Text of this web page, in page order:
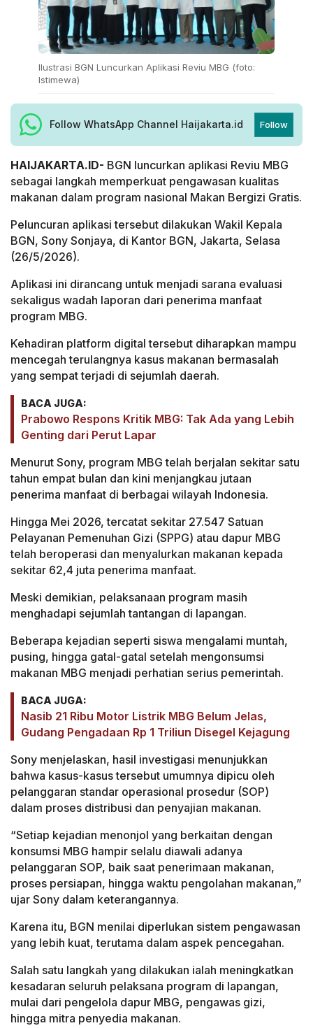
Ilustrasi BGN Luncurkan Aplikasi Reviu MBG (foto:
Istimewa)
Follow WhatsApp Channel Haijakarta.id Follow
HAIJAKARTA.ID- BGN luncurkan aplikasi Reviu MBG
sebagai langkah memperkuat pengawasan kualitas
makanan dalam program nasional Makan Bergizi Gratis.
Peluncuran aplikasi tersebut dilakukan Wakil Kepala
BGN, Sony Sonjaya, di Kantor BGN, Jakarta, Selasa
(26/5/2026).
Aplikasi ini dirancang untuk menjadi sarana evaluasi
sekaligus wadah laporan dari penerima manfaat
program MBG.
Kehadiran platform digital tersebut diharapkan mampu
mencegah terulangnya kasus makanan bermasalah
yang sempat terjadi di sejumlah daerah.
BACA JUGA:
Prabowo Respons Kritik MBG: Tak Ada yang Lebih
Genting dari Perut Lapar
Menurut Sony, program MBG telah berjalan sekitar satu
tahun empat bulan dan kini menjangkau jutaan
penerima manfaat di berbagai wilayah Indonesia.
Hingga Mei 2026, tercatat sekitar 27.547 Satuan
Pelayanan Pemenuhan Gizi (SPPG) atau dapur MBG
telah beroperasi dan menyalurkan makanan kepada
sekitar 62,4 juta penerima manfaat.
Meski demikian, pelaksanaan program masih
menghadapi sejumlah tantangan di lapangan.
Beberapa kejadian seperti siswa mengalami muntah,
pusing, hingga gatal-gatal setelah mengonsumsi
makanan MBG menjadi perhatian serius pemerintah.
BACA JUGA:
Nasib 21 Ribu Motor Listrik MBG Belum Jelas,
Gudang Pengadaan Rp 1 Triliun Disegel Kejagung
Sony menjelaskan, hasil investigasi menunjukkan
bahwa kasus-kasus tersebut umumnya dipicu oleh
pelanggaran standar operasional prosedur (SOP)
dalam proses distribusi dan penyajian makanan.
“Setiap kejadian menonjol yang berkaitan dengan
konsumsi MBG hampir selalu diawali adanya
pelanggaran SOP, baik saat penerimaan makanan,
proses persiapan, hingga waktu pengolahan makanan,”
ujar Sony dalam keterangannya.
Karena itu, BGN menilai diperlukan sistem pengawasan
yang lebih kuat, terutama dalam aspek pencegahan.
Salah satu langkah yang dilakukan ialah meningkatkan
kesadaran seluruh pelaksana program di lapangan,
mulai dari pengelola dapur MBG, pengawas gizi,
hingga mitra penyedia makanan.